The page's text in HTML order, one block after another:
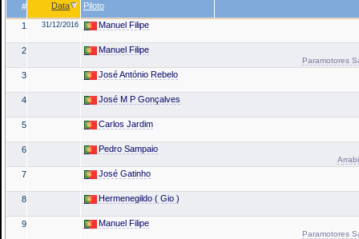
# Data Piloto
1 31/12/2016 Manuel Filipe
2 Manuel Filipe
Paramotores
3 José António Rebelo
4 José M P Gonçalves
5 Carlos Jardim
6 Pedro Sampaio
7 José Gatinho
8 Hermenegildo ( Gio )
9 Manuel Filipe
Paramotores